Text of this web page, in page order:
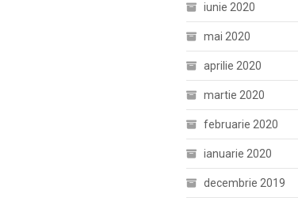
iunie 2020
mai 2020
aprilie 2020
martie 2020
februarie 2020
ianuarie 2020
decembrie 2019